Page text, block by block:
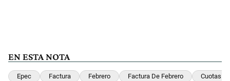
EN ESTA NOTA
Epec Factura Febrero Factura De Febrero Cuotas